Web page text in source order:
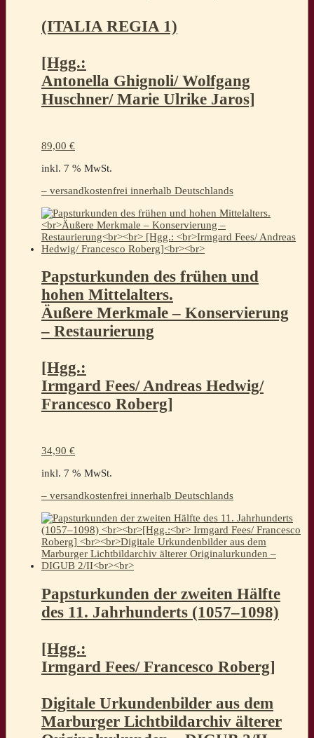
(ITALIA REGIA 1)
[Hgg.:
Antonella Ghignoli/ Wolfgang
Huschner/ Marie Ulrike Jaros]
89,00 €
inkl. 7 % MwSt.
– versandkostenfrei innerhalb Deutschlands
Papsturkunden des frühen und
hohen Mittelalters.
Äußere Merkmale – Konservierung
– Restaurierung
[Hgg.:
Irmgard Fees/ Andreas Hedwig/
Francesco Roberg]
34,90 €
inkl. 7 % MwSt.
– versandkostenfrei innerhalb Deutschlands
Papsturkunden der zweiten Hälfte
des 11. Jahrhunderts (1057–1098)
[Hgg.:
Irmgard Fees/ Francesco Roberg]
Digitale Urkundenbilder aus dem
Marburger Lichtbildarchiv älterer